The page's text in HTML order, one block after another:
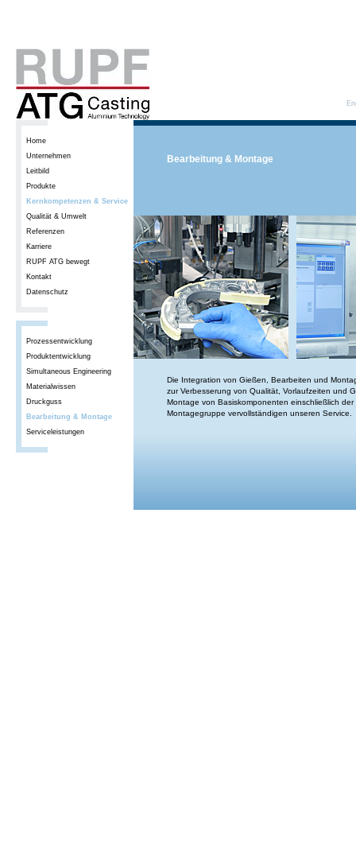
Home
Unternehmen
Leitbild
Produkte
Kernkompetenzen & Service
Qualität & Umwelt
Referenzen
Karriere
RUPF ATG bewegt
Kontakt
Datenschutz
Prozessentwicklung
Produktentwicklung
Simultaneous Engineering
Materialwissen
Druckguss
Bearbeitung & Montage
Serviceleistungen
Bearbeitung & Montage
Die Integration von Gießen, Bearbeiten und
zur Verbesserung von Qualität, Vorlaufzeiten und
Montage von Basiskomponenten einschließlich der
Montagegruppe vervollständigen unseren Service.